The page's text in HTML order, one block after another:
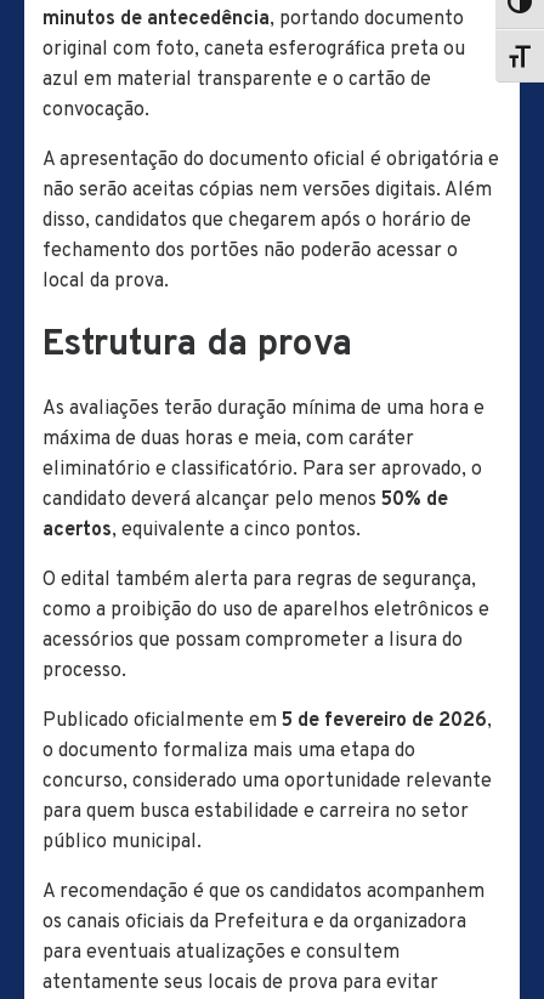
minutos de antecedência, portando documento
original com foto, caneta esferográfica preta ou
azul em material transparente e o cartão de
convocação.
A apresentação do documento oficial é obrigatória e
não serão aceitas cópias nem versões digitais. Além
disso, candidatos que chegarem após o horário de
fechamento dos portões não poderão acessar o
local da prova.
Estrutura da prova
As avaliações terão duração mínima de uma hora e
máxima de duas horas e meia, com caráter
eliminatório e classificatório. Para ser aprovado, o
candidato deverá alcançar pelo menos 50% de
acertos, equivalente a cinco pontos.
O edital também alerta para regras de segurança,
como a proibição do uso de aparelhos eletrônicos e
acessórios que possam comprometer a lisura do
processo.
Publicado oficialmente em 5 de fevereiro de 2026,
o documento formaliza mais uma etapa do
concurso, considerado uma oportunidade relevante
para quem busca estabilidade e carreira no setor
público municipal.
A recomendação é que os candidatos acompanhem
os canais oficiais da Prefeitura e da organizadora
para eventuais atualizações e consultem
atentamente seus locais de prova para evitar